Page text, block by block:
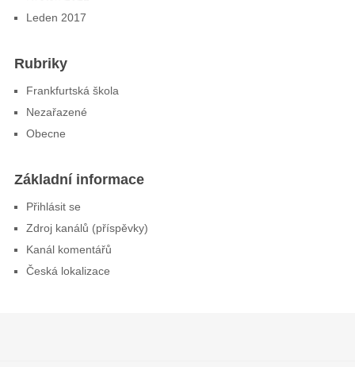
Leden 2017
Rubriky
Frankfurtská škola
Nezařazené
Obecne
Základní informace
Přihlásit se
Zdroj kanálů (příspěvky)
Kanál komentářů
Česká lokalizace